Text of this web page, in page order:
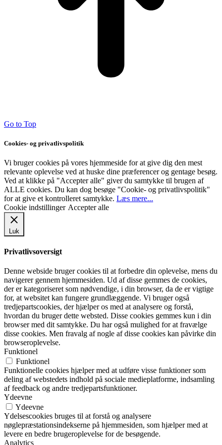
Go to Top
Cookies- og privatlivspolitik
Vi bruger cookies på vores hjemmeside for at give dig den mest
relevante oplevelse ved at huske dine præferencer og gentage besøg.
Ved at klikke på "Accepter alle" giver du samtykke til brugen af ​​
ALLE cookies. Du kan dog besøge "Cookie- og privatlivspolitik"
for at give et kontrolleret samtykke. Læs mere...
Cookie indstillinger Accepter alle
Luk
Privatlivsoversigt
Denne webside bruger cookies til at forbedre din oplevelse, mens du
navigerer gennem hjemmesiden. Ud af disse gemmes de cookies,
der er kategoriseret som nødvendige, i din browser, da de er vigtige
for, at websitet kan fungere grundlæggende. Vi bruger også
tredjepartscookies, der hjælper os med at analysere og forstå,
hvordan du bruger dette websted. Disse cookies gemmes kun i din
browser med dit samtykke. Du har også mulighed for at fravælge
disse cookies. Men fravalg af nogle af disse cookies kan påvirke din
browseroplevelse.
Funktionel
Funktionel
Funktionelle cookies hjælper med at udføre visse funktioner som
deling af webstedets indhold på sociale medieplatforme, indsamling
af feedback og andre tredjepartsfunktioner.
Ydeevne
Ydeevne
Ydelsescookies bruges til at forstå og analysere
nøglepræstationsindekserne på hjemmesiden, som hjælper med at
levere en bedre brugeroplevelse for de besøgende.
Analytics